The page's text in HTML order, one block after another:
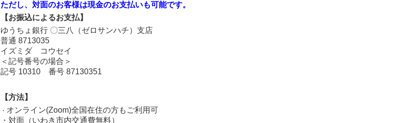
ただし、対面のお客様は現金のお支払いも可能です。
【お振込によるお支払】
ゆうちょ銀行 〇三八（ゼロサンハチ）支店
普通 8713035
イズミダ コウセイ
＜記号番号の場合＞
記号 10310 番号 87130351
【方法】
・ オンライン(Zoom)全国在住の方もご利用可
・対面（いわき市内交通費無料）